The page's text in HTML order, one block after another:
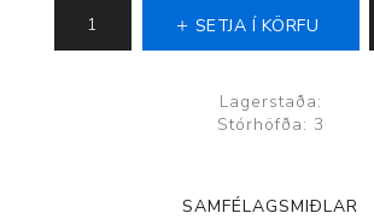
SETJA Í KÖRFU
Lagerstaða:
Stórhöfða: 3
SAMFÉLAGSMIÐLAR